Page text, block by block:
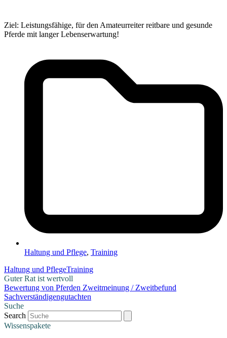
Ziel: Leistungsfähige, für den Amateurreiter reitbare und gesunde
Pferde mit langer Lebenserwartung!
Haltung und Pflege, Training
Haltung und PflegeTraining
Guter Rat ist wertvoll
Bewertung von Pferden Zweitmeinung / Zweitbefund
Sachverständigengutachten
Suche
Search
Wissenspakete